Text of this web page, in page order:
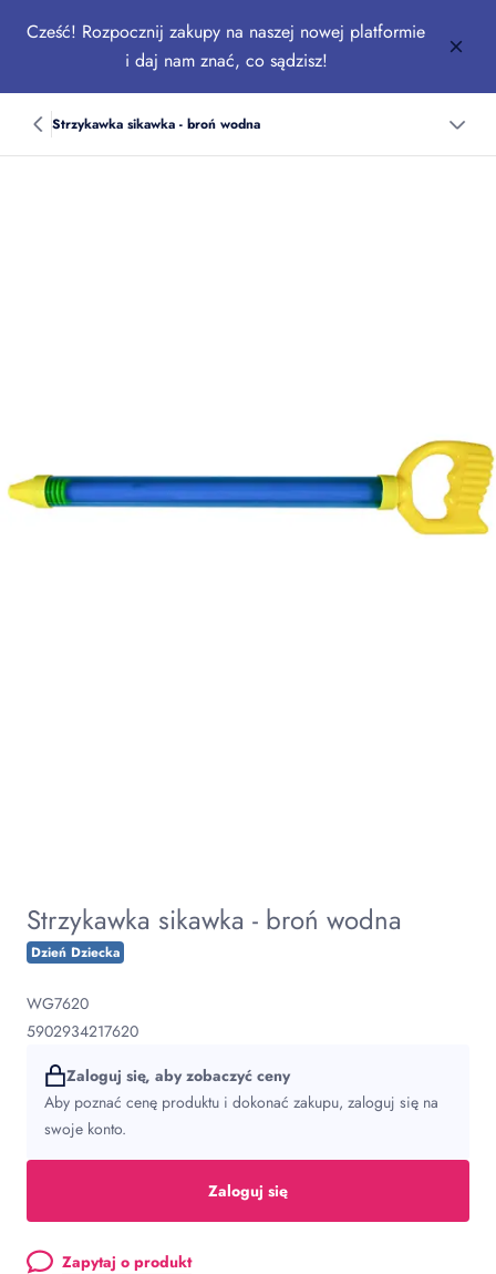
Cześć! Rozpocznij zakupy na naszej nowej platformie
i daj nam znać, co sądzisz!
Strzykawka sikawka - broń wodna
Strzykawka sikawka - broń wodna
Dzień Dziecka
WG7620
5902934217620
Zaloguj się, aby zobaczyć ceny
Aby poznać cenę produktu i dokonać zakupu, zaloguj się na
swoje konto.
Zaloguj się
Zapytaj o produkt